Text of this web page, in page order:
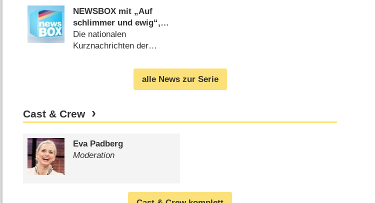
NEWSBOX mit „Auf
schlimmer und ewig“,
„Promi Big Brother“,
„ESC“ und Co.
Die nationalen
Kurznachrichten der
alle News zur Serie
Cast & Crew
Eva Padberg
Moderation